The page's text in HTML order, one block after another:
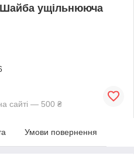
Шайба ущільнююча
сайті — 500 ₴
Умови повернення